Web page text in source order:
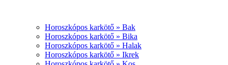
Horoszkópos karkötő » Bak
Horoszkópos karkötő » Bika
Horoszkópos karkötő » Halak
Horoszkópos karkötő » Ikrek